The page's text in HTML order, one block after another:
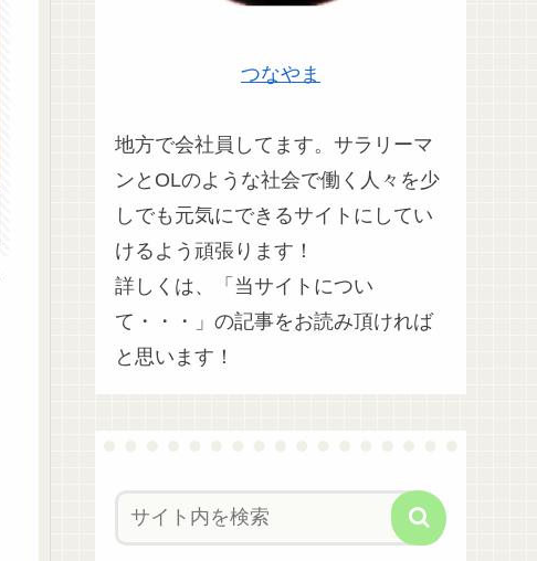
つなやま
地方で会社員してます。サラリーマ
ンとOLのような社会で働く人々を少
しでも元気にできるサイトにしてい
けるよう頑張ります！
詳しくは、「当サイトについ
て・・・」の記事をお読み頂ければ
と思います！